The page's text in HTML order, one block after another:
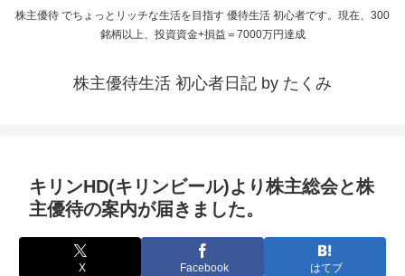
株主優待 でちょっとリッチな生活を目指す 優待生活 初心者です。現在、300
銘柄以上、投資資金+損益＝7000万円達成
株主優待生活 初心者日記 by たくみ
キリンHD(キリンビール)より株主総会と株
主優待の案内が届きました。
X Facebook はてブ